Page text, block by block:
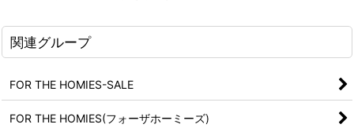
関連グループ
FOR THE HOMIES-SALE
FOR THE HOMIES(フォーザホーミーズ)